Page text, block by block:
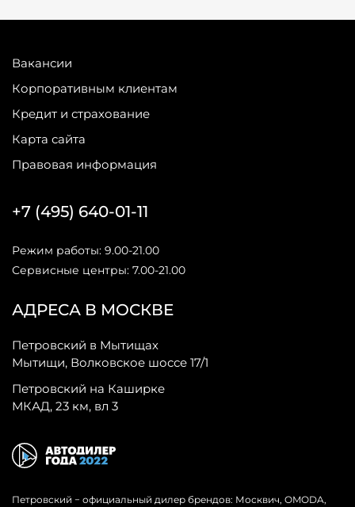
Вакансии
Корпоративным клиентам
Кредит и страхование
Карта сайта
Правовая информация
АДРЕСА В МОСКВЕ
Петровский в Мытищах
Мытищи, Волковское шоссе 17/1
Петровский на Каширке
МКАД, 23 км, вл 3
+7 (495) 640-01-11
Режим работы: 9.00-21.00
Сервисные центры: 7.00-21.00
Петровский − официальный дилер брендов: Москвич, OMODA,